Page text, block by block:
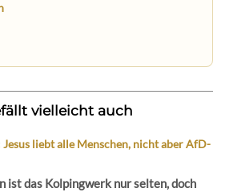
vielleicht auch
liebt alle Menschen, nicht aber AfD-
ist das Kolpingwerk nur selten, doch